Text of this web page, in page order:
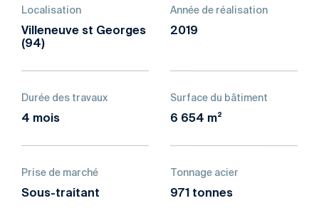
Localisation
Villeneuve st Georges
(94)
Année de réalisation
2019
Durée des travaux
4 mois
Surface du bâtiment
6 654 m²
Prise de marché
Sous-traitant
Tonnage acier
971 tonnes